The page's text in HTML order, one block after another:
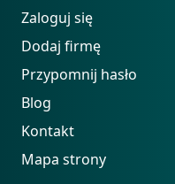
Zaloguj się
Dodaj firmę
Przypomnij hasło
Blog
Kontakt
Mapa strony